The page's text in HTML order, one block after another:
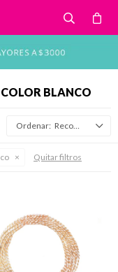
COLOR BLANCO
Recomendados
Quitar filtros